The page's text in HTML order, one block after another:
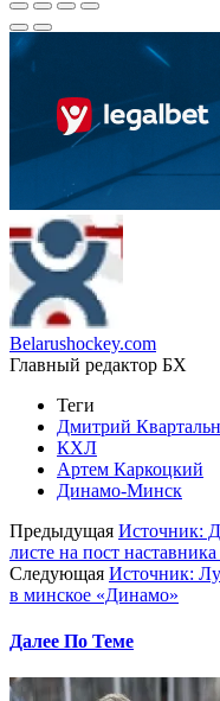
Belarushockey.com
Главный редактор БХ
Теги
Дмитрий
КХЛ
Артем Каркоцкий
Динамо-Минск
Предыдущая Источник:
листе на пост
Следующая Источник:
в минское «Динамо»
Далее По Теме